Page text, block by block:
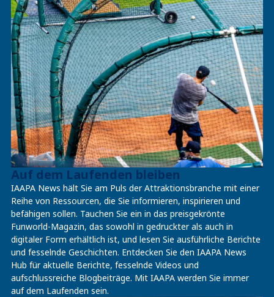
Auf dem Laufenden bleiben
IAAPA News hält Sie am Puls der Attraktionsbranche mit einer
Reihe von Ressourcen, die Sie informieren, inspirieren und
befähigen sollen. Tauchen Sie ein in das preisgekrönte
Funworld-Magazin, das sowohl in gedruckter als auch in
digitaler Form erhältlich ist, und lesen Sie ausführliche Berichte
und fesselnde Geschichten. Entdecken Sie den IAAPA News
Hub für aktuelle Berichte, fesselnde Videos und
aufschlussreiche Blogbeiträge. Mit IAAPA werden Sie immer
auf dem Laufenden sein.